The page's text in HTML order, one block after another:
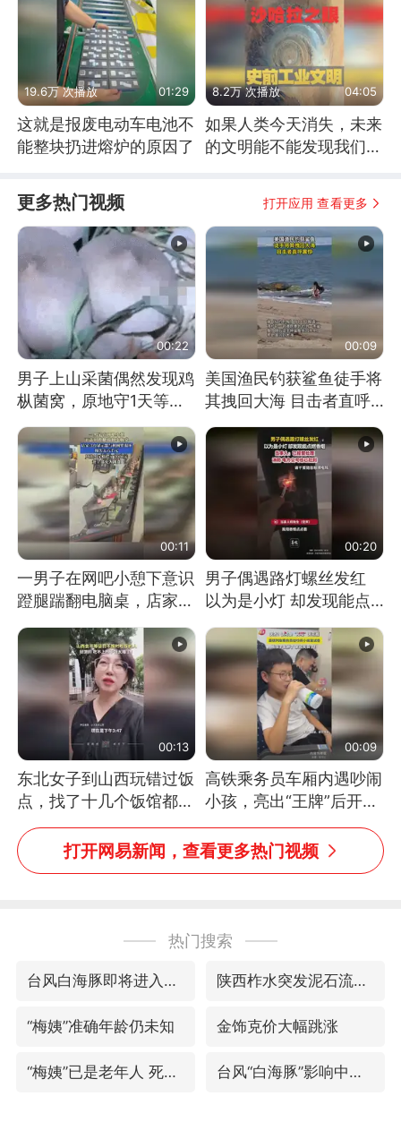
19.6万 次播放 01:29
这就是报废电动车电池不
能整块扔进熔炉的原因了
8.2万 次播放 04:05
如果人类今天消失，未来
的文明能不能发现我们存
更多热门视频 打开应用 查看更多
00:22
男子上山采菌偶然发现鸡
枞菌窝，原地守1天等它
长大：挖了140多朵
00:09
美国渔民钓获鲨鱼徒手将
其拽回大海 目击者直呼
震惊 （视频来源：参考
消息）
00:11
一男子在网吧小憩下意识
蹬腿踹翻电脑桌，店家3
台显示器与机械臂损坏
00:20
男子偶遇路灯螺丝发红
以为是小灯 却发现能点
燃香烟 当事人：已报警
处理
00:13
东北女子到山西玩错过饭
点，找了十几个饭馆都没
开门：午休到几点
00:09
高铁乘务员车厢内遇吵闹
小孩，亮出“王牌”后开启
一键静音
打开网易新闻，查看更多热门视频
热门搜索
台风白海豚即将进入48小时警戒线 陕西柞水突发泥石流致1死2失联
“梅姨”准确年龄仍未知 金饰克价大幅跳涨
“梅姨”已是老年人 死刑或适用受限 台风“白海豚”影响中国已成定局